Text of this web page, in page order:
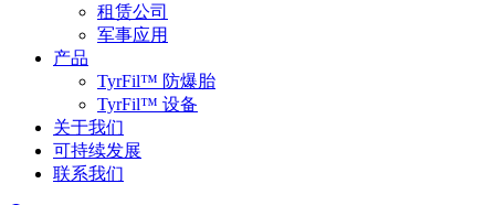
租赁公司
军事应用
产品
TyrFil™ 防爆胎
TyrFil™ 设备
关于我们
可持续发展
联系我们